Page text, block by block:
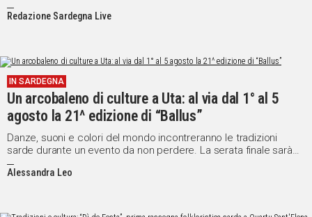
Redazione Sardegna Live
IN SARDEGNA
Un arcobaleno di culture a Uta: al via dal 1° al 5
agosto la 21^ edizione di “Ballus”
Danze, suoni e colori del mondo incontreranno le tradizioni
sarde durante un evento da non perdere. La serata finale sarà
trasmessa in diretta su Videolina e in streaming sulle
piattaforme web di Sardegna Live
Alessandra Leo